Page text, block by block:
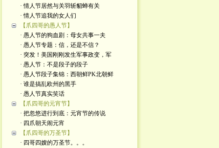
· 情人节居然与关羽斩貂蝉有关
· 情人节追我的女人们
【爪四哥的愚人节】
· 愚人节的狗血剧：母女共事一夫
· 愚人节专题：信，还是不信？
· 突发！美国刚刚发生军事政变，军
· 愚人节：不是段子的段子
· 愚人节段子集锦：西朝鲜PK北朝鲜
· 谁是搞乱欧州的黑手
· 愚人节真实笑话
【爪四哥的元宵节】
· 把忽悠进行到底：元宵节的传说
· 四爪朝天闹元宵
【爪四哥的万圣节】
· 四哥四嫂的万圣节。。。